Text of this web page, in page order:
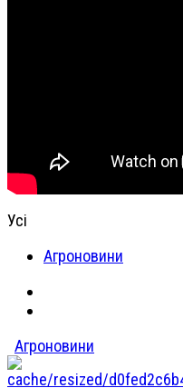
Усі
Агроновини
Агроновини